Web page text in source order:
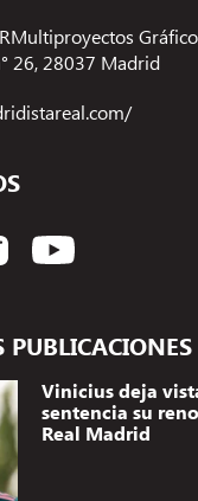
PUBLICACIONES
Vinicius deja
sentencia su
Real Madrid
26, 28037 Madrid